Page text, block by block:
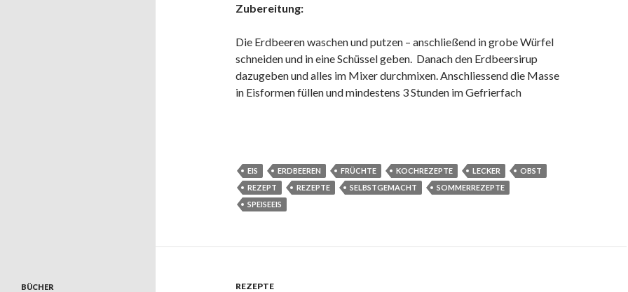
Zubereitung:
Die Erdbeeren waschen und putzen – anschließend in grobe Würfel
schneiden und in eine Schüssel geben. Danach den Erdbeersirup
dazugeben und alles im Mixer durchmixen. Anschliessend die Masse
in Eisformen füllen und mindestens 3 Stunden im Gefrierfach
EIS ERDBEEREN FRÜCHTE KOCHREZEPTE LECKER
OBST
REZEPT
REZEPTE SELBSTGEMACHT
SOMMERREZEPTE
SPEISEEIS
REZEPTE
BÜCHER